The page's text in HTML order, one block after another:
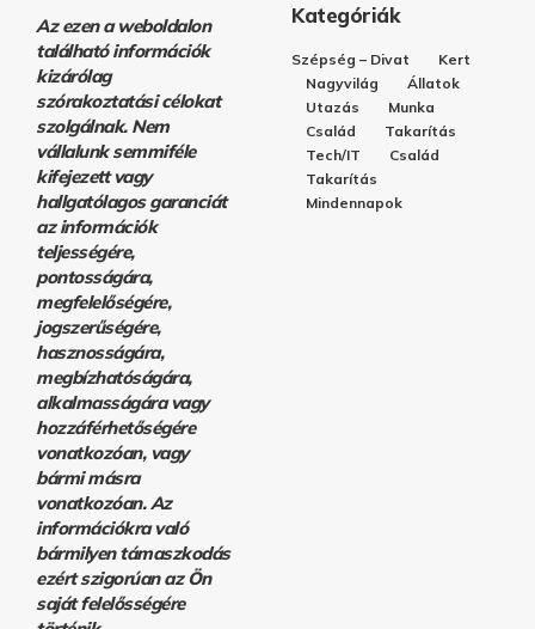
Az ezen a weboldalon
található információk
kizárólag
szórakoztatási célokat
szolgálnak. Nem
vállalunk semmiféle
kifejezett vagy
hallgatólagos garanciát
az információk
teljességére,
pontosságára,
megfelelőségére,
jogszerűségére,
hasznosságára,
megbízhatóságára,
alkalmasságára vagy
hozzáférhetőségére
vonatkozóan, vagy
bármi másra
vonatkozóan. Az
információkra való
bármilyen támaszkodás
ezért szigorúan az Ön
saját felelősségére
Kategóriák
Szépség – Divat
Kert
Nagyvilág
Állatok
Utazás
Munka
Család
Takarítás
Tech/IT
Család
Takarítás
Mindennapok